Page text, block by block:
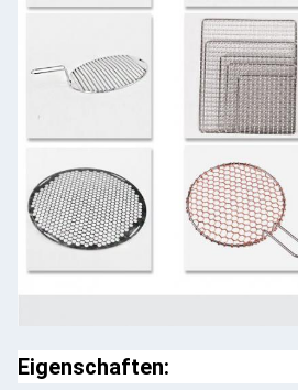
Eigenschaften: